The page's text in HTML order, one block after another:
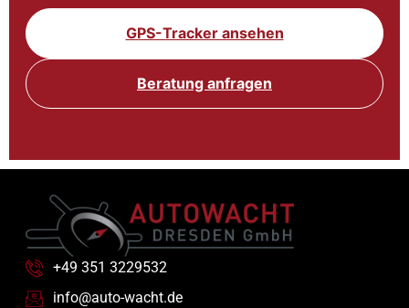
GPS-Tracker ansehen
Beratung anfragen
+49 351 3229532
info@auto-wacht.de